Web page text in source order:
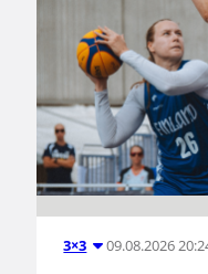
3×3 09.08.2026